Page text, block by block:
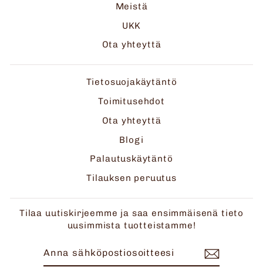
Meistä
UKK
Ota yhteyttä
Tietosuojakäytäntö
Toimitusehdot
Ota yhteyttä
Blogi
Palautuskäytäntö
Tilauksen peruutus
Tilaa uutiskirjeemme ja saa ensimmäisenä tieto
uusimmista tuotteistamme!
SÄHKÖPOSTIOSOITTEESI